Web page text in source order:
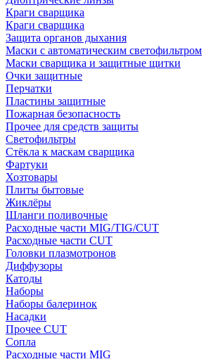
Краги сварщика
Краги сварщика
Защита органов дыхания
Маски с автоматическим светофильтром
Маски сварщика и защитные щитки
Очки защитные
Перчатки
Пластины защитные
Пожарная безопасность
Прочее для средств защиты
Светофильтры
Стёкла к маскам сварщика
Фартуки
Хозтовары
Плиты бытовые
Жиклёры
Шланги поливочные
Расходные части MIG/TIG/CUT
Расходные части CUT
Головки плазмотронов
Диффузоры
Катоды
Наборы
Наборы балеринок
Насадки
Прочее CUT
Сопла
Расходные части MIG